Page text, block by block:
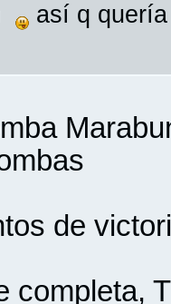
así q
de
completa,